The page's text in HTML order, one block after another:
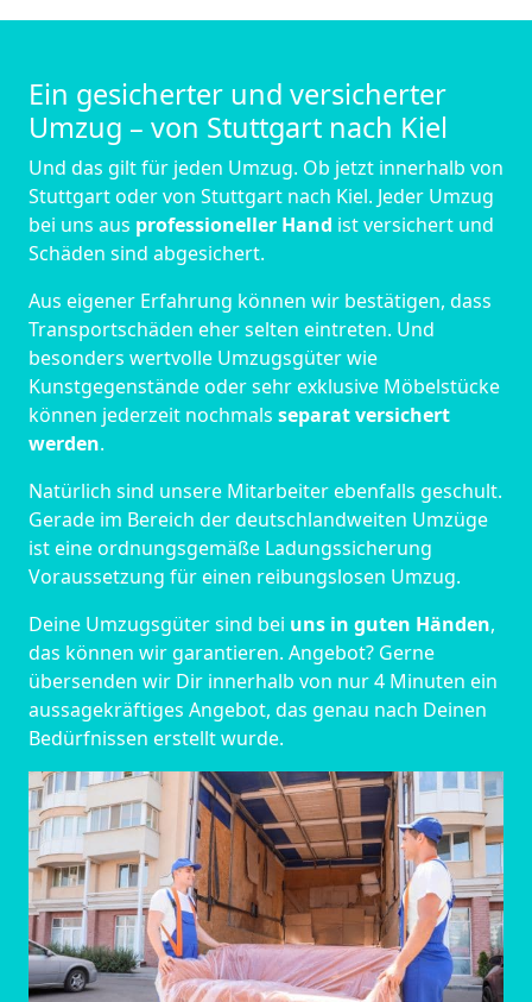
Ein gesicherter und versicherter
Umzug – von Stuttgart nach Kiel
Und das gilt für jeden Umzug. Ob jetzt innerhalb von
Stuttgart oder von Stuttgart nach Kiel. Jeder Umzug
bei uns aus professioneller Hand ist versichert und
Schäden sind abgesichert.
Aus eigener Erfahrung können wir bestätigen, dass
Transportschäden eher selten eintreten. Und
besonders wertvolle Umzugsgüter wie
Kunstgegenstände oder sehr exklusive Möbelstücke
können jederzeit nochmals separat versichert
werden.
Natürlich sind unsere Mitarbeiter ebenfalls geschult.
Gerade im Bereich der deutschlandweiten Umzüge
ist eine ordnungsgemäße Ladungssicherung
Voraussetzung für einen reibungslosen Umzug.
Deine Umzugsgüter sind bei uns in guten Händen,
das können wir garantieren. Angebot? Gerne
übersenden wir Dir innerhalb von nur 4 Minuten ein
aussagekräftiges Angebot, das genau nach Deinen
Bedürfnissen erstellt wurde.